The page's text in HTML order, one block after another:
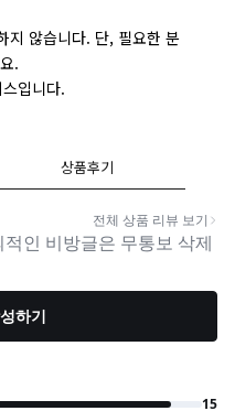
지 않습니다. 단, 필요한 분
.
입니다.
상품후기